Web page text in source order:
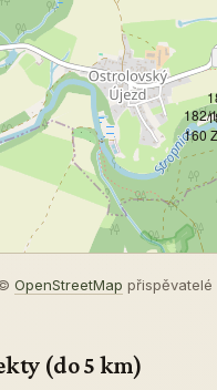
182/
160 Z
OpenStreetMap přispěvatelé
(do 5 km)